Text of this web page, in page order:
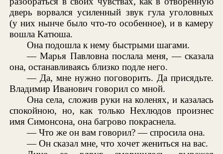
дверь ворвался усиленный звук гула уголовных
(у них нынче было что-то особенное), и в камеру
вошла Катюша.
Она подошла к нему быстрыми шагами.
— Марья Павловна послала меня, — сказала
она, останавливаясь близко подле него.
— Да, мне нужно поговорить. Да присядьте.
Владимир Иванович говорил со мной.
Она села, сложив руки на коленях, и казалась
спокойною, но, как только Нехлюдов произнес
имя Симонсона, она багрово покраснела.
— Что же он вам говорил? — спросила она.
— Он сказал мне, что хочет жениться на вас.